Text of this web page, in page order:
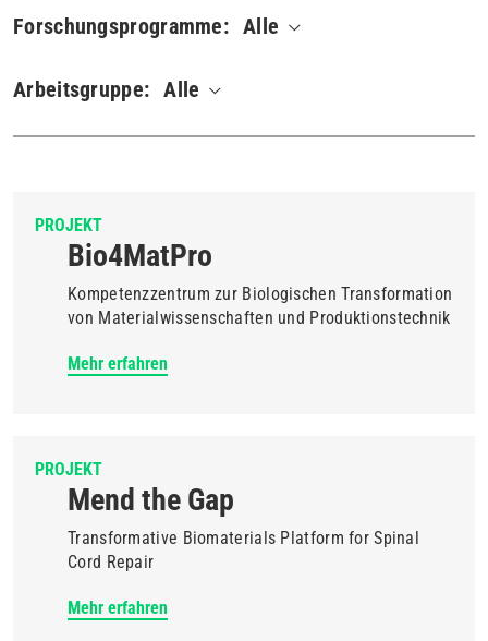
Forschungsprogramme: Alle
Arbeitsgruppe: Alle
PROJEKT
Bio4MatPro
Kompetenzzentrum zur Biologischen Transformation
von Materialwissenschaften und Produktionstechnik
Mehr erfahren
PROJEKT
Mend the Gap
Transformative Biomaterials Platform for Spinal
Cord Repair
Mehr erfahren